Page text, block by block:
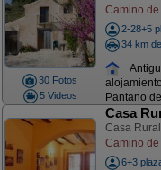
30 Fotos
5 Videos
Camino
2-28+5
34 km
Pantano
Casa
Casa
Camino
6+3